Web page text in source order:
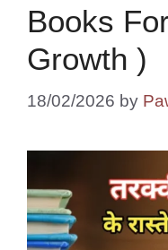
Books
Growth )
18/02/2026 by